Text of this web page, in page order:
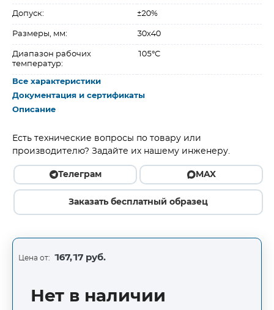
Допуск: ±20%
Размеры, мм: 30х40
Диапазон рабочих
температур:
105°C
Все характеристики
Документация и сертификаты
Описание
Есть технические вопросы по товару или
производителю? Задайте их нашему инженеру.
Телеграм MAX
Заказать бесплатный образец
Цена от: 167,17 руб.
Нет в наличии